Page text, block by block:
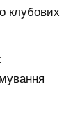
клубових